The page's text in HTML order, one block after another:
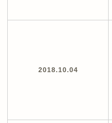
2018.10.04